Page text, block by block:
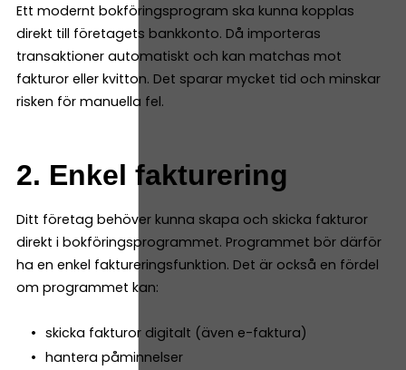
Ett modernt bokföringsprogram ska kunna kopplas
direkt till företagets bankkonto. Då importeras
transaktioner automatiskt och kan matchas mot
fakturor eller kvitton. Det sparar mycket tid och minskar
risken för manuella fel.
2. Enkel fakturering
Ditt företag behöver kunna skapa och skicka fakturor
direkt i bokföringsprogrammet. Programmet bör därför
ha en enkel faktureringsfunktion. Det är också en fördel
om programmet kan:
skicka fakturor digitalt (även e-faktura)
hantera påminnelser